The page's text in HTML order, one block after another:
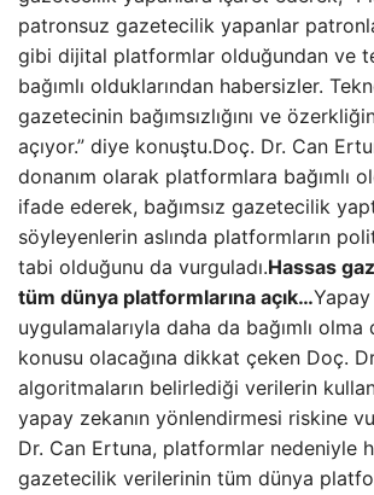
patronsuz gazetecilik yapanlar
gibi dijital platformlar olduğundan ve
bağımlı olduklarından habersizler.
gazetecinin bağımsızlığını ve
açıyor.” diye konuştu.Doç. Dr. Can
donanım olarak platformlara bağımlı
ifade ederek, bağımsız gazetecilik
söyleyenlerin aslında platformların
tabi olduğunu da vurguladı.Hassas
tüm dünya platformlarına açık…
uygulamalarıyla daha da bağımlı
konusu olacağına dikkat çeken Doç.
algoritmaların belirlediği verilerin
yapay zekanın yönlendirmesi riskine
Dr. Can Ertuna, platformlar nedeniyle
gazetecilik verilerinin tüm dünya